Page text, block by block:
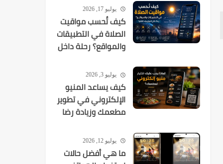
يوليو 17, 2026
كيف تُحسب مواقيت
الصلاة في التطبيقات
والمواقع؟ رحلة داخل
يوليو 3, 2026
كيف يساعد المنيو
الإلكتروني في تطوير
مطعمك وزيادة رضا
يوليو 12, 2026
ما هي أفضل حالات